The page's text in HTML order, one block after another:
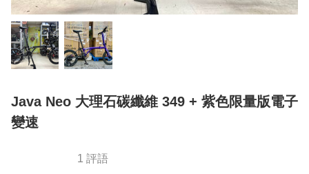
Java Neo 大理石碳纖維 349 + 紫色限量版電子
變速
1 評語